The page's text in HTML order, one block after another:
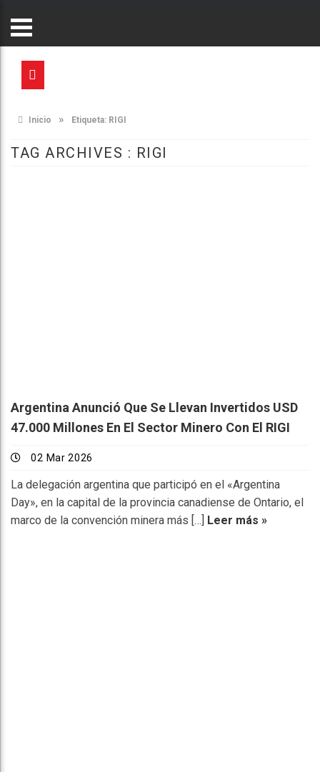
Inicio » Etiqueta: RIGI
TAG ARCHIVES : RIGI
Argentina Anunció Que Se Llevan Invertidos USD
47.000 Millones En El Sector Minero Con El RIGI
02 Mar 2026
La delegación argentina que participó en el «Argentina
Day», en la capital de la provincia canadiense de Ontario, el
marco de la convención minera más […] Leer más »